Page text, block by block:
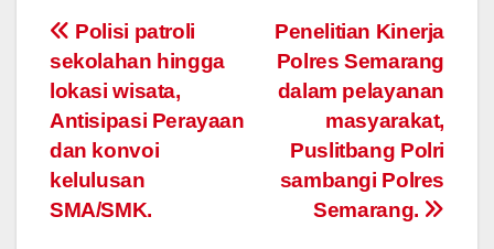
Post
navigation
Penelitian Kinerja
Polres Semarang
dalam pelayanan
masyarakat,
Puslitbang Polri
sambangi Polres
Semarang.
Polisi patroli
sekolahan hingga
lokasi wisata,
Antisipasi Perayaan
dan konvoi
kelulusan
SMA/SMK.